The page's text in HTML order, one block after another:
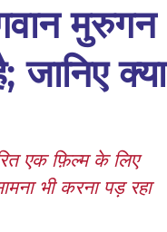
मुरुगन
जानिए क्या
एक फ़िल्म के लिए
भी करना पड़ रहा